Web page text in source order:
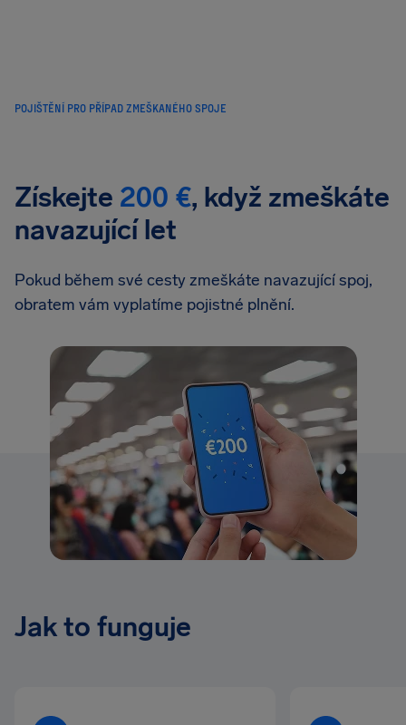
POJIŠTĚNÍ PRO PŘÍPAD ZMEŠKANÉHO SPOJE
Získejte 200 €, když zmeškáte
navazující let
Pokud během své cesty zmeškáte navazující spoj,
obratem vám vyplatíme pojistné plnění.
Jak to funguje